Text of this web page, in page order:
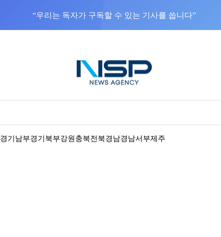
“우리는 독자가 구독할 수 있는 기사를 씁니다”
경기남부경기북부강원 충북전북경남경남서부제주